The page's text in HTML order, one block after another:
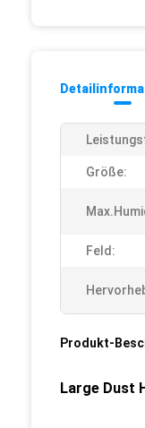
Größe:
Feld:
Produkt-
Large Dust